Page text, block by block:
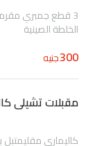
3 قطع جمبري
الخلطة الصينية
300جنيه
مقبلات تشيلى
كاليماري مقليمتبل